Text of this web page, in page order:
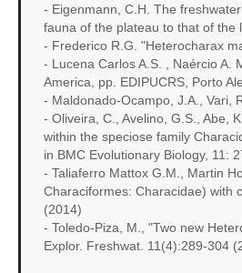
- Eigenmann, C.H. The
fauna of the plateau to that of the
- Frederico R.G. "Heterocharax
- Lucena Carlos A.S. , Naércio A.
America, pp. EDIPUCRS, Porto
- Maldonado-Ocampo, J.A., Vari,
- Oliveira, C., Avelino, G.S., Abe,
within the speciose family
in BMC Evolutionary Biology, 11:
- Taliaferro Mattox G.M., Martin
Characiformes: Characidae) with
(2014)
- Toledo-Piza, M., "Two new
Explor. Freshwat. 11(4):289-304